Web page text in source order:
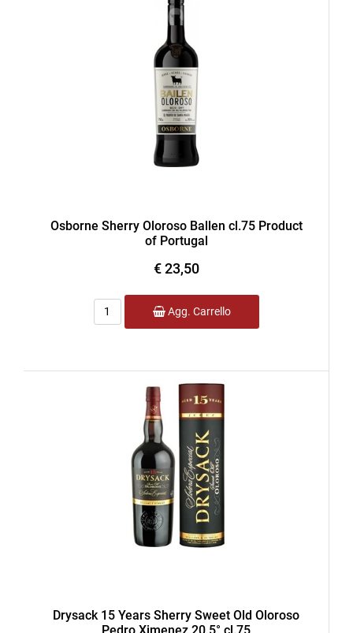
Osborne Sherry Oloroso Ballen cl.75 Product
of Portugal
€ 23,50
Quantità
Agg. Carrello
Drysack 15 Years Sherry Sweet Old Oloroso